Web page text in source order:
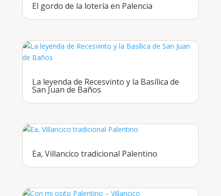
El gordo de la lotería en Palencia
La leyenda de Recesvinto y la Basílica de
San Juan de Baños
Ea, Villancico tradicional Palentino